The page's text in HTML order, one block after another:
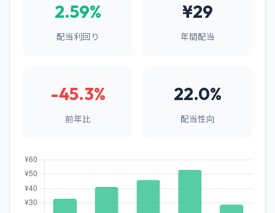
2.59%
配当利回り
¥29
年間配当
-45.3%
前年比
22.0%
配当性向